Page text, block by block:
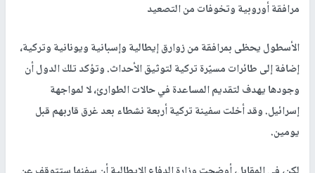
مرافقة أوروبية وتخوفات من التصعيد
الأسطول يحظى بمرافقة من زوارق إيطالية وإسبانية ويونانية وتركية،
إضافة إلى طائرات مسيّرة تركية لتوثيق الأحداث. وتؤكد تلك الدول أن
وجودها يهدف لتقديم المساعدة في حالات الطوارئ، لا لمواجهة
إسرائيل. وقد أخلت سفينة تركية أربعة نشطاء بعد غرق قاربهم قبل
يومين.